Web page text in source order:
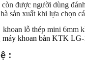
được người dùng
sản xuất khi lựa chọn
lỗ thép mini 6mm
máy khoan bàn KTK
: